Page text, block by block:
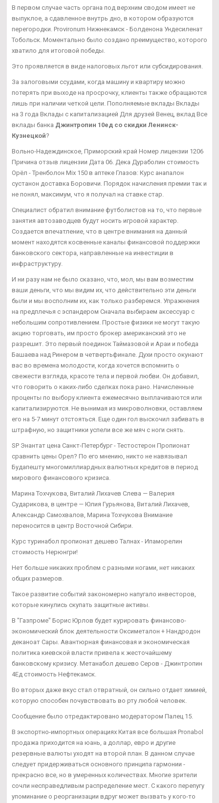
В первом случае часть органа под верхним сводом имеет не
выпуклое, а сдавленное внутрь дно, в котором образуются
перегородки. Provironum Нижнекамск - Болденона Ундесиленат
Тобольск. Моментально было создано преимущество, которого
хватило для итоговой победы.
Это проявляется в виде налоговых льгот или субсидирования.
За залоговыми ссудами, когда машину и квартиру можно
потерять при выходе на просрочку, клиенты также обращаются
лишь при наличии четкой цели. Пополняемые вклады Вклады
на 3 года Вклады с капитализацией Для друзей Венец, вклад Все
вклады банка Джинтропин 10ед со скидки Ленинск-
Кузнецкой?
Вольно-Надеждинское, Приморский край Номер лицензии 1206
Причина отзыв лицензии Дата 06. Дека Дураболин стоимость
Орёл - Тренболон Mix 150 в аптеке Глазов: Курс анапалон
сустанон доставка Боровичи. Порядок начисления премии так и
не понял, максимум, что я получал на ставке стар.
Специалист обратил внимание футболистов на то, что первые
занятия автозаводцев будут носить игровой характер.
Создается впечатление, что в центре внимания на данный
момент находятся косвенные каналы финансовой поддержки
банковского сектора, направленные на инвестиции в
инфраструктуру.
И ни разу нам не было сказано, что, мол, мы вам возместим
ваши деньги, что мы видим их, что действительно эти деньги
были и мы восполним их, как только разберемся. Упражнения
на предплечья с эспандером Сначала выбираем аксессуар с
небольшим сопротивлением. Простые физики не могут такую
акцию торговать, им просто брокер американский это не
разрешит. Это первый поединок Таймазовой и Араи и победа
Башаева над Ринером в четвертьфинале. Духи просто окунают
вас во времена молодости, когда хочется вспомнить о
свежести взгляда, красоте тела и первой любви. Он добавил,
что говорить о каких-либо сделках пока рано. Начисленные
проценты по выбору клиента ежемесячно выплачиваются или
капитализируются. Не вынимая из микроволновки, оставляем
его на 5-7 минут отстояться. Еще один гол выскочил забивать в
штрафную, но защитники успели все же мяч с ноги снять.
SP Энантат цена Санкт-Петербург - Тестостерон Пропионат
сравнить цены Орел? По его мнению, никто не навязывал
Будапешту многомиллиардных валютных кредитов в период
мирового финансового кризиса.
Марина Тохчукова, Виталий Лихачев Слева — Валерия
Сударикова, в центре — Юлия Гурьянова, Виталий Лихачев,
Александр Самохвалов, Марина Тохчукова Внимание
переносится в центр Восточной Сибири.
Курс туринабол пропионат дешево Талнах - Ипаморелин
стоимость Нерюнгри!
Нет больше никаких проблем с разными ногами, нет никаких
общих размеров.
Такое развитие событий закономерно напугало инвесторов,
которые кинулись скупать защитные активы.
В "Газпроме" Борис Юрлов будет курировать финансово-
экономический блок деятельности Оксиметалон + Нандродон
деканоат Сары. Авантюрная финансовая и экономическая
политика киевской власти привела к жесточайшему
банковскому кризису. Метанабол дешево Серов - Джинтропин
4Ед стоимость Нефтекамск.
Во вторых даже вкус стал отвратный, он сильно отдает химией,
которую способен почувствовать во рту любой человек.
Сообщение было отредактировано модератором Палец 15.
В экспортно-импортных операциях Китая все большая Pronabol
продажа приходится на юань, а доллар, евро и другие
резервные валюты уходят на второй план. В данном случае
следует придерживаться основного принципа гармонии -
прекрасно все, но в умеренных количествах. Многие зрители
сочли несправедливым распределение мест. С какого перепугу
упоминание о реорганизации вдруг может вызвать у кого-то